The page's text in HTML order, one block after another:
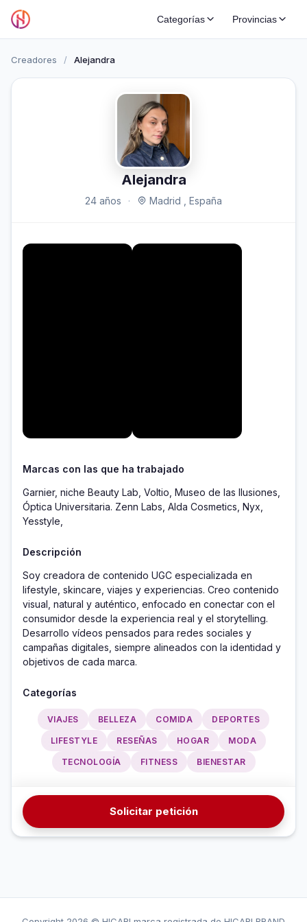
Categorías Provincias
Creadores / Alejandra
Alejandra
24 años · Madrid , España
Marcas con las que ha trabajado
Garnier, niche Beauty Lab, Voltio, Museo de las Ilusiones,
Óptica Universitaria. Zenn Labs, Alda Cosmetics, Nyx,
Yesstyle,
Descripción
Soy creadora de contenido UGC especializada en
lifestyle, skincare, viajes y experiencias. Creo contenido
visual, natural y auténtico, enfocado en conectar con el
consumidor desde la experiencia real y el storytelling.
Desarrollo vídeos pensados para redes sociales y
campañas digitales, siempre alineados con la identidad y
objetivos de cada marca.
Categorías
VIAJES BELLEZA COMIDA DEPORTES
LIFESTYLE RESEÑAS HOGAR MODA
TECNOLOGÍA FITNESS BIENESTAR
Solicitar petición